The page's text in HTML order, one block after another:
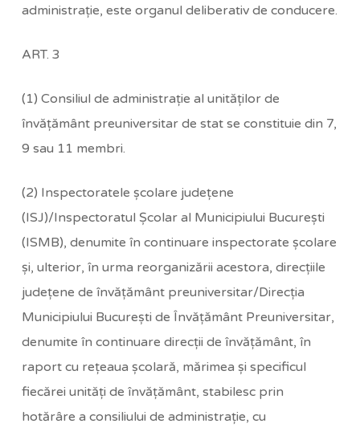
administraţie, este organul deliberativ de conducere.
ART. 3
(1) Consiliul de administraţie al unităţilor de
învăţământ preuniversitar de stat se constituie din 7,
9 sau 11 membri.
(2) Inspectoratele şcolare judeţene
(ISJ)/Inspectoratul Şcolar al Municipiului Bucureşti
(ISMB), denumite în continuare inspectorate şcolare
şi, ulterior, în urma reorganizării acestora, direcţiile
judeţene de învăţământ preuniversitar/Direcţia
Municipiului Bucureşti de Învăţământ Preuniversitar,
denumite în continuare direcţii de învăţământ, în
raport cu reţeaua şcolară, mărimea şi specificul
fiecărei unităţi de învăţământ, stabilesc prin
hotărâre a consiliului de administraţie, cu